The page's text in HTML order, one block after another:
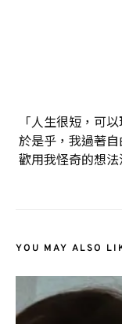
「人生很短，可
於是乎，我過著
歡用我怪奇的想
YOU MAY ALSO